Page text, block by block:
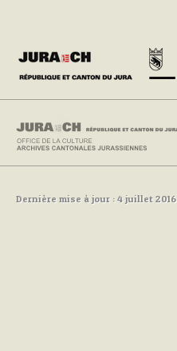
Dernière mise à jour : 4 juillet 2016